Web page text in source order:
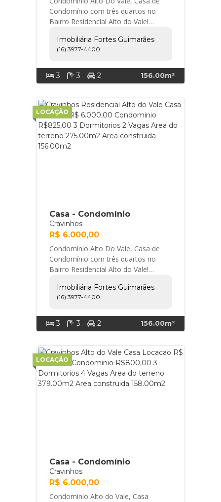
Condomínio com três quartos no
Bairro Residencial Alto do Vale!
Outlet Santa Maria... Imobiliária
Fortes Guimarães
Imobiliária Fortes Guimarães
(16) 3977-4400
3 3 2 156.00m²
LOCAÇÃO
Casa - Condomínio
Cravinhos
R$ 6.000,00
Condominio Alto Do Vale, Casa de
Condomínio com três quartos no
Bairro Residencial Alto do Vale!
Outlet Santa Maria... Imobiliária
Fortes Guimarães
Imobiliária Fortes Guimarães
(16) 3977-4400
3 3 2 156.00m²
LOCAÇÃO
Casa - Condomínio
Cravinhos
R$ 6.000,00
Condominio Alto do Vale, Casa